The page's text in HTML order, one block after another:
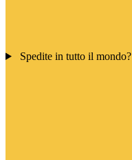
Spedite in tutto il mondo?